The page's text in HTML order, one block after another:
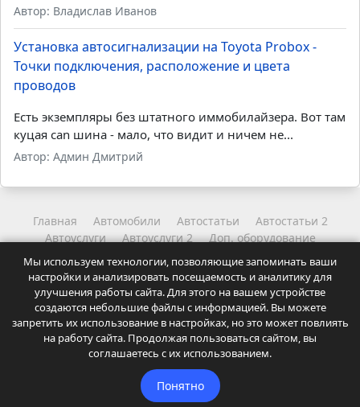
Автор: Владислав Иванов
Установка автосигнализации на Toyota Probox -
Точки подключения, расположение и цвета
проводов
Есть экземпляры без штатного иммобилайзера. Вот там
куцая can шина - мало, что видит и ничем не...
Автор: Админ Дмитрий
Главная Автомобили Автостатьи
Автостатьи 2
Автоуслуги
Автоуслуги 2
Доп. оборудование
Координаты администрации
Карта сайта
Точки подключения и карты установок автосигнализаций.
Статьи и советы для автолюбителей.
Посещая сайт Вы соглашаетесь сПолитикой
конфиденциальностинашего ресурса.
© 2009-2026Autosiga.ru
Мы используем технологии, позволяющие запоминать ваши
настройки и анализировать посещаемость и аналитику для
улучшения работы сайта. Для этого на вашем устройстве
создаются небольшие файлы с информацией. Вы можете
запретить их использование в настройках, но это может повлиять
на работу сайта. Продолжая пользоваться сайтом, вы
соглашаетесь с их использованием.
Понятно